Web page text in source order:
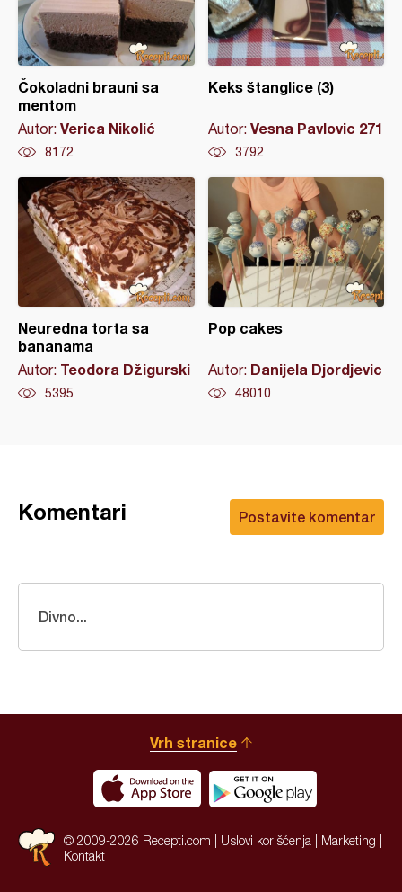
Čokoladni brauni sa
mentom
Autor: Verica Nikolić
8172
Keks štanglice (3)
Autor: Vesna Pavlovic 271
3792
Neuredna torta sa
bananama
Autor: Teodora Džigurski
5395
Pop cakes
Autor: Danijela Djordjevic
48010
Postavite komentar
Komentari
Divno...
Vrh stranice
© 2009-2026 Recepti.com | Uslovi korišćenja Marketing
Kontakt